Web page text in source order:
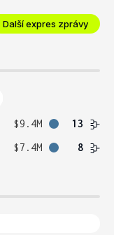
Další expres zprávy
$9.4M
13
$7.4M 8